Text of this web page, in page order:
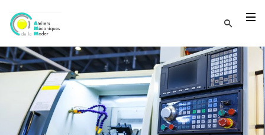
Präzisionsbearbeitung
1/10 micron
Vor der Idee zur Realisierung
es gibt nur einen Schritt